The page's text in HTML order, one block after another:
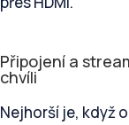
Připojení a
chvíli
Nejhorší je, když